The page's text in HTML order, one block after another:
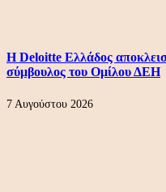
Η Deloitte Ελλάδος
σύμβουλος του Ομίλου ΔΕΗ
7 Αυγούστου 2026